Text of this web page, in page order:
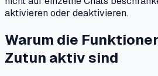
aktivieren oder deaktivieren.
Warum die
Zutun aktiv sind